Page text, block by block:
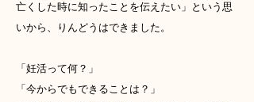
亡くした時に知ったことを伝えたい」という思
いから、
りんどうはできました。
「妊活って何？」
「今からでもできることは？」